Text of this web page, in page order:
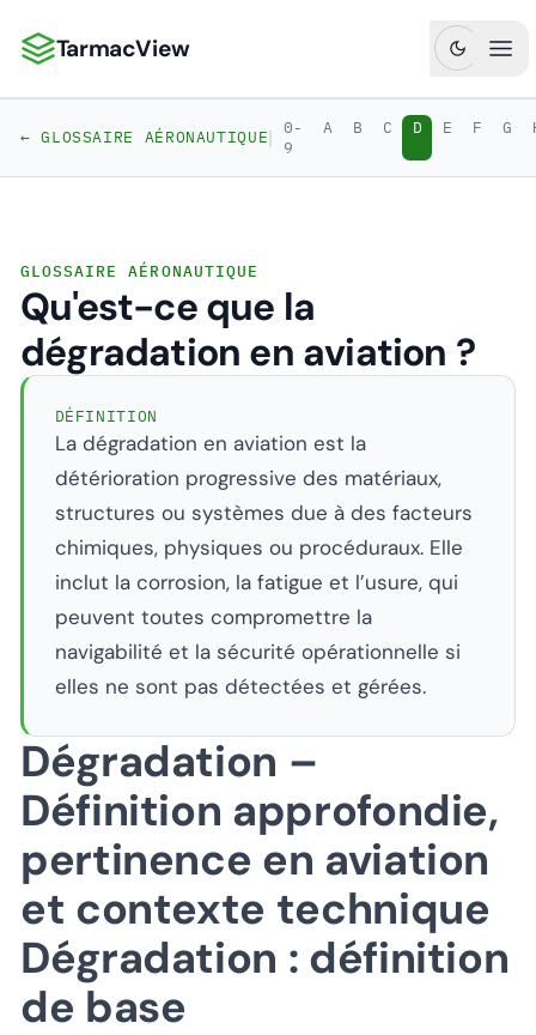
TarmacView : Analyses aéronautiques de précision
TarmacView
← GLOSSAIRE AÉRONAUTIQUE| 0-
9
A B C D E F G
GLOSSAIRE AÉRONAUTIQUE
Qu'est-ce que la
dégradation en aviation ?
DÉFINITION
La dégradation en aviation est la
détérioration progressive des matériaux,
structures ou systèmes due à des facteurs
chimiques, physiques ou procéduraux. Elle
inclut la corrosion, la fatigue et l’usure, qui
peuvent toutes compromettre la
navigabilité et la sécurité opérationnelle si
elles ne sont pas détectées et gérées.
Dégradation –
Définition approfondie,
pertinence en aviation
et contexte technique
Dégradation : définition
de base